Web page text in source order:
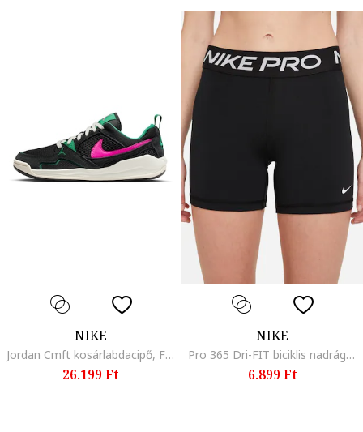
NIKE
Jordan Cmft kosárlabdacipő, Fekete/Halványlila
26.199 Ft
NIKE
Pro 365 Dri-FIT biciklis nadrág, Fekete/Törtfehér
6.899 Ft